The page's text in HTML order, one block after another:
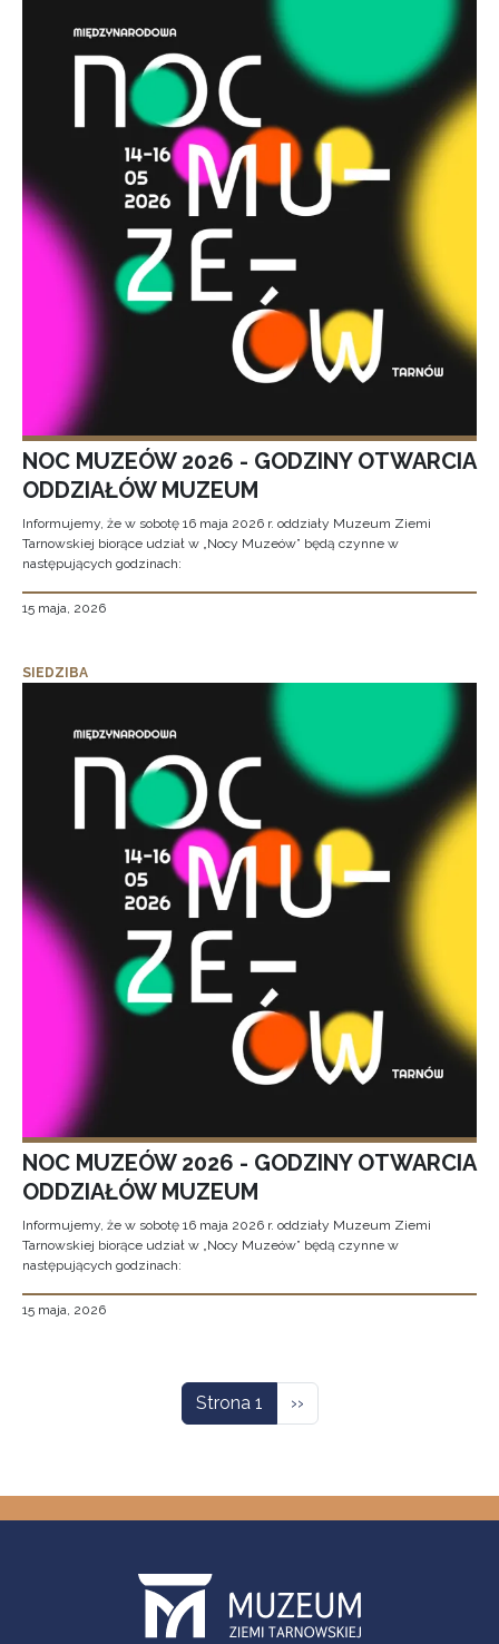
NOC MUZEÓW 2026 - GODZINY OTWARCIA
ODDZIAŁÓW MUZEUM
Informujemy, że w sobotę 16 maja 2026 r. oddziały Muzeum Ziemi
Tarnowskiej biorące udział w „Nocy Muzeów” będą czynne w
następujących godzinach:
15 maja, 2026
SIEDZIBA
NOC MUZEÓW 2026 - GODZINY OTWARCIA
ODDZIAŁÓW MUZEUM
Informujemy, że w sobotę 16 maja 2026 r. oddziały Muzeum Ziemi
Tarnowskiej biorące udział w „Nocy Muzeów” będą czynne w
następujących godzinach:
15 maja, 2026
Strona 1 Następna strona
››